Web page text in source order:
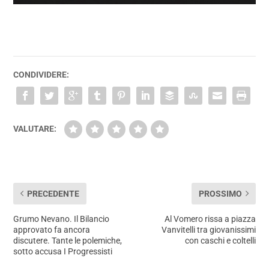
CONDIVIDERE:
VALUTARE:
PRECEDENTE
Grumo Nevano. Il Bilancio
approvato fa ancora
discutere. Tante le polemiche,
sotto accusa I Progressisti
PROSSIMO
Al Vomero rissa a piazza
Vanvitelli tra giovanissimi
con caschi e coltelli